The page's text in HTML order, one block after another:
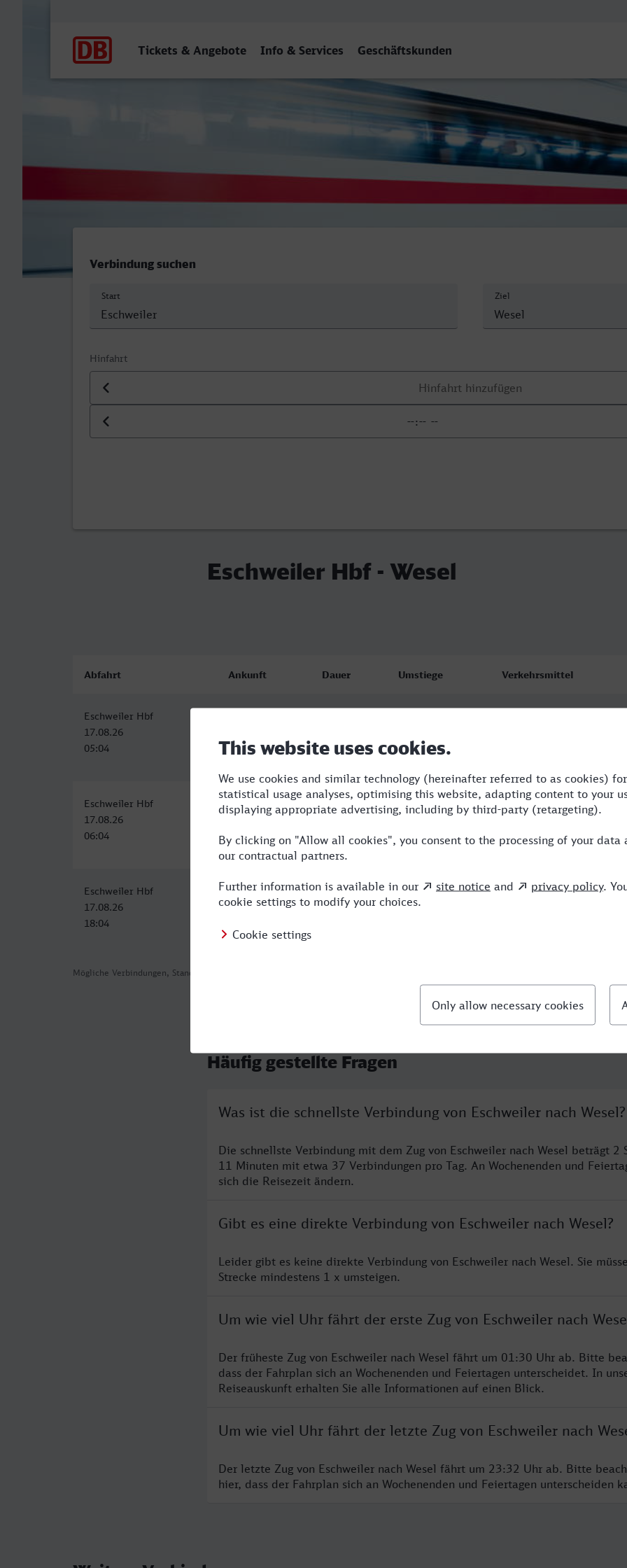
Tickets & Angebote Info & Services Geschäftskunden
Verbindung suchen
Start Ziel
Hinfahrt
Datum der Hinfahrt
Uhrzeit der Hinfahrt
Eschweiler Hbf - Wesel
Mögliche Verbindungen, Stand: 2026-08-03 16:20
Abfahrt Ankunft Dauer Umstiege Verkehrsmittel
Eschweiler Hbf
17.08.26
05:04
07:15
Eschweiler Hbf
17.08.26
06:04
Wesel
17.08.26
08:15
2:11 NX,VIA
Eschweiler Hbf
17.08.26
18:04
Wesel
17.08.26
2:11 1 NX,VIA
Häufig gestellte Fragen
Was ist die schnellste Verbindung von Eschweiler nach Wesel?
Die schnellste Verbindung mit dem Zug von Eschweiler nach Wesel beträgt 2
11 Minuten mit etwa 37 Verbindungen pro Tag. An Wochenenden und
sich die Reisezeit ändern.
Gibt es eine direkte Verbindung von Eschweiler nach Wesel?
Leider gibt es keine direkte Verbindung von Eschweiler nach Wesel. Sie
Strecke mindestens 1 x umsteigen.
Um wie viel Uhr fährt der erste Zug von Eschweiler nach
Der früheste Zug von Eschweiler nach Wesel fährt um 01:30 Uhr ab. Bitte
dass der Fahrplan sich an Wochenenden und Feiertagen unterscheidet. In
Reiseauskunft erhalten Sie alle Informationen auf einen Blick.
Um wie viel Uhr fährt der letzte Zug von Eschweiler nach
Der letzte Zug von Eschweiler nach Wesel fährt um 23:32 Uhr ab. Bitte
hier, dass der Fahrplan sich an Wochenenden und Feiertagen unterscheiden